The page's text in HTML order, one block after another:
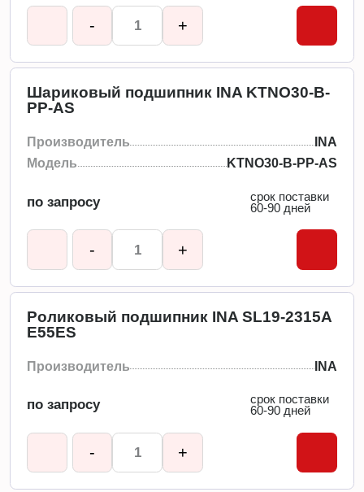
- +
Шариковый подшипник INA KTNO30-B-
PP-AS
Производитель
INA
Модель
KTNO30-B-PP-AS
по запросу
срок поставки
60-90 дней
- +
Роликовый подшипник INA SL19-2315A
E55ES
Производитель INA
по запросу
срок поставки
60-90 дней
- +